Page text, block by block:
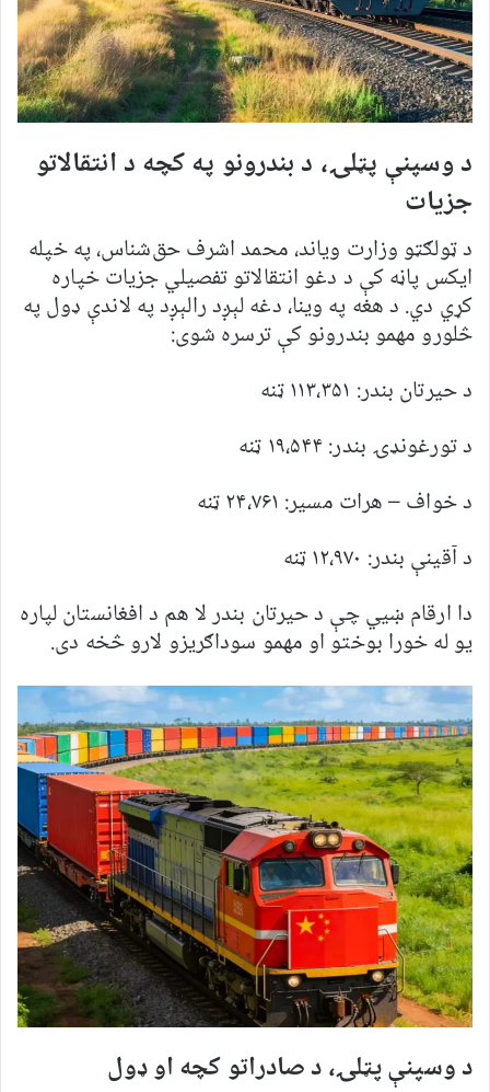
د وسپنې پټلۍ، د بندرونو په کچه د انتقالاتو
جزیات
د ټولګټو وزارت ویاند، محمد اشرف حق‌شناس، په خپله
ایکس پاڼه کې د دغو انتقالاتو تفصیلي جزیات خپاره
کړي دي. د هغه په وینا، دغه لېږد رالېږد په لاندې ډول په
څلورو مهمو بندرونو کې ترسره شوی:
د حیرتان بندر: ۱۱۳،۳۵۱ ټنه
د تورغونډۍ بندر: ۱۹،۵۴۴ ټنه
د خواف – هرات مسیر: ۲۴،۷۶۱ ټنه
د آقینې بندر: ۱۲،۹۷۰ ټنه
دا ارقام ښيي چې د حیرتان بندر لا هم د افغانستان لپاره
یو له خورا بوختو او مهمو سوداګریزو لارو څخه دی.
د وسپنې پټلۍ، د صادراتو کچه او ډول